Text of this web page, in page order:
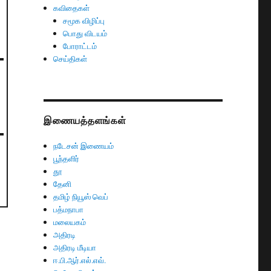
கவிதைகள்
சமூக விழிப்பு
பொது விடயம்
போராட்டம்
செய்திகள்
இணையத்தளங்கள்
நடேசன் இணையம்
பூந்தளிர்
தூ
தேனி
தமிழ் நியூஸ் வெப்
பத்மநாபா
மலையகம்
அதிரடி
அதிரடி மீடியா
ஈ.பி.ஆர்.எல்.எவ்.